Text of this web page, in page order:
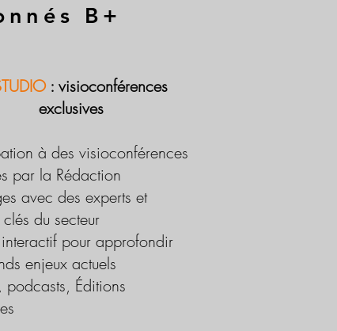
B+
: visioconférences
exclusives
à des visioconférences
par la Rédaction
avec des experts et
du secteur
interactif pour approfondir
enjeux actuels
podcasts, Éditions